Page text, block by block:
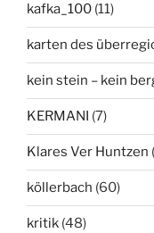
kafka_100 (11)
karten des
kein stein – kein
KERMANI (7)
Klares Ver Huntzen
köllerbach (60)
kritik (48)